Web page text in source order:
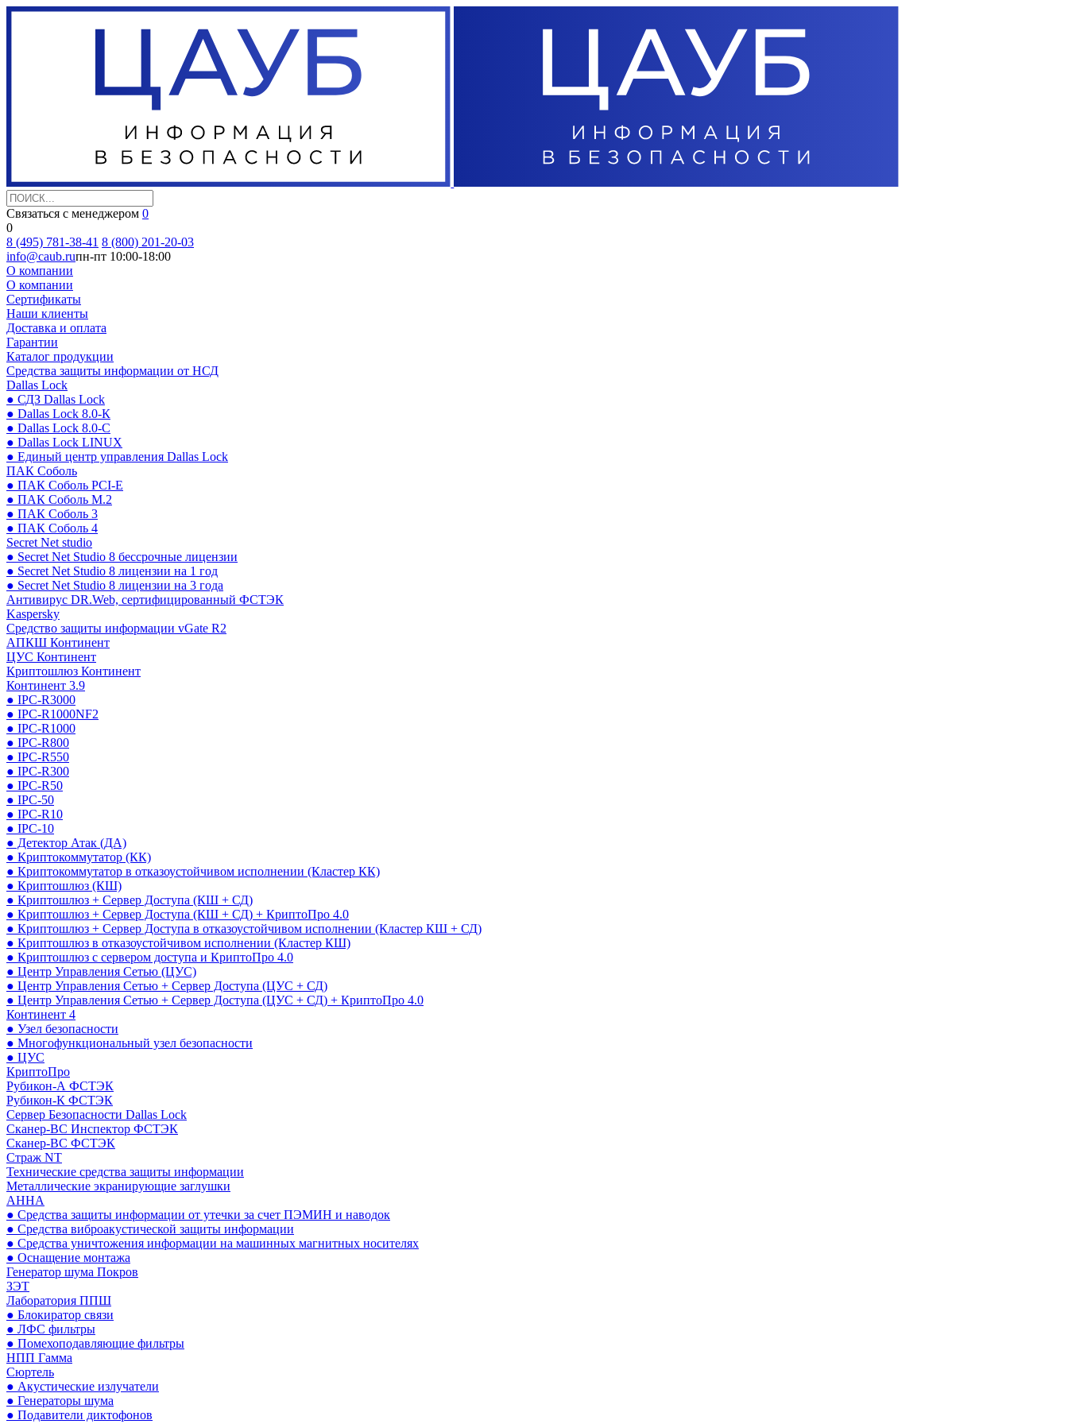
Связаться с менеджером 0
0
8 (495) 781-38-41 8 (800) 201-20-03
info@caub.ruпн-пт 10:00-18:00
О компании
О компании
Сертификаты
Наши клиенты
Доставка и оплата
Гарантии
Каталог продукции
Средства защиты информации от НСД
Dallas Lock
● СДЗ Dallas Lock
● Dallas Lock 8.0-К
● Dallas Lock 8.0-С
● Dallas Lock LINUX
● Единый центр управления Dallas Lock
ПАК Соболь
● ПАК Соболь PCI-E
● ПАК Соболь М.2
● ПАК Соболь 3
● ПАК Соболь 4
Secret Net studio
● Secret Net Studio 8 бессрочные лицензии
● Secret Net Studio 8 лицензии на 1 год
● Secret Net Studio 8 лицензии на 3 года
Антивирус DR.Web, сертифицированный ФСТЭК
Kaspersky
Средство защиты информации vGate R2
АПКШ Континент
ЦУС Континент
Криптошлюз Континент
Континент 3.9
● IPC-R3000
● IPC-R1000NF2
● IPC-R1000
● IPC-R800
● IPC-R550
● IPC-R300
● IPC-R50
● IPC-50
● IPC-R10
● IPC-10
● Детектор Атак (ДА)
● Криптокоммутатор (КК)
● Криптокоммутатор в отказоустойчивом исполнении (Кластер КК)
● Криптошлюз (КШ)
● Криптошлюз + Сервер Доступа (КШ + СД)
● Криптошлюз + Сервер Доступа (КШ + СД) + КриптоПро 4.0
● Криптошлюз + Сервер Доступа в отказоустойчивом исполнении (Кластер КШ + СД)
● Криптошлюз в отказоустойчивом исполнении (Кластер КШ)
● Криптошлюз с сервером доступа и КриптоПро 4.0
● Центр Управления Сетью (ЦУС)
● Центр Управления Сетью + Сервер Доступа (ЦУС + СД)
● Центр Управления Сетью + Сервер Доступа (ЦУС + СД) + КриптоПро 4.0
Континент 4
● Узел безопасности
● Многофункциональный узел безопасности
● ЦУС
КриптоПро
Рубикон-А ФСТЭК
Рубикон-К ФСТЭК
Сервер Безопасности Dallas Lock
Сканер-ВС Инспектор ФСТЭК
Сканер-ВС ФСТЭК
Страж NT
Технические средства защиты информации
Металлические экранирующие заглушки
АННА
● Средства защиты информации от утечки за счет ПЭМИН и наводок
● Средства виброакустической защиты информации
● Средства уничтожения информации на машинных магнитных носителях
● Оснащение монтажа
Генератор шума Покров
ЗЭТ
Лаборатория ППШ
● Блокиратор связи
● ЛФС фильтры
● Помехоподавляющие фильтры
НПП Гамма
Сюртель
● Акустические излучатели
● Генераторы шума
● Подавители диктофонов